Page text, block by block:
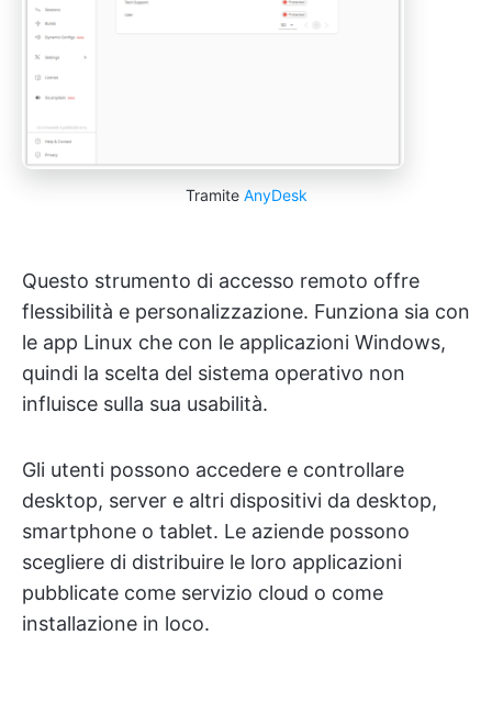
Tramite AnyDesk
Questo strumento di accesso remoto offre
flessibilità e personalizzazione. Funziona sia con
le app Linux che con le applicazioni Windows,
quindi la scelta del sistema operativo non
influisce sulla sua usabilità.
Gli utenti possono accedere e controllare
desktop, server e altri dispositivi da desktop,
smartphone o tablet. Le aziende possono
scegliere di distribuire le loro applicazioni
pubblicate come servizio cloud o come
installazione in loco.